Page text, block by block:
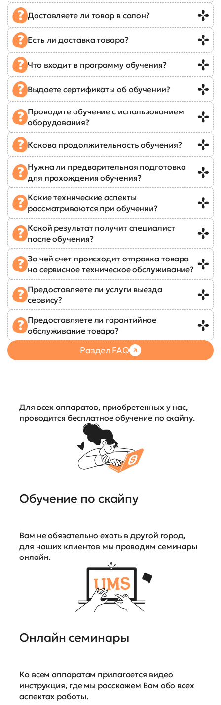
Доставляете ли товар в салон?
Есть ли доставка товара?
Что входит в программу обучения?
Выдаете сертификаты об обучении?
Проводите обучение с использованием
оборудования?
Какова продолжительность обучения?
Нужна ли предварительная подготовка
для прохождения обучения?
Какие технические аспекты
рассматриваются при обучении?
Какой результат получит специалист
после обучения?
За чей счет происходит отправка товара
на сервисное техническое обслуживание?
Предоставляете ли услуги выезда
сервису?
Предоставляете ли гарантийное
обслуживание товара?
Раздел FAQ
Для всех аппаратов, приобретенных у нас,
проводится бесплатное обучение по скайпу.
Обучение по скайпу
Вам не обязательно ехать в другой город,
для наших клиентов мы проводим семинары
онлайн.
Онлайн семинары
Ко всем аппаратам прилагается видео
инструкция, где мы расскажем Вам обо всех
аспектах работы.